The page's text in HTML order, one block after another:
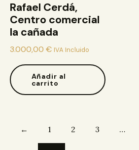
Rafael Cerdá,
Centro comercial
la cañada
3.000,00 € IVA Incluido
Añadir al
carrito
← 1 2 3 …